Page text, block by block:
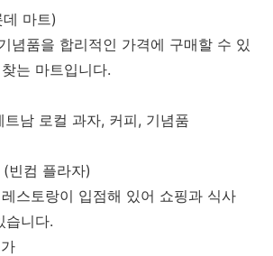
마트)
념품을 합리적인 가격에 구매할 수 있
는 마트입니다.
남 로컬 과자, 커피, 기념품
빈컴 플라자)
스토랑이 입점해 있어 쇼핑과 식사
습니다.